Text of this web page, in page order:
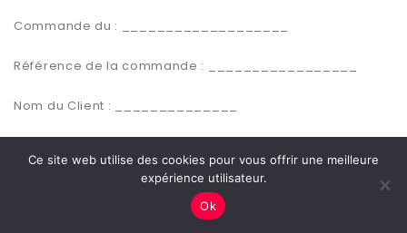
Commande du : ___________________
Référence de la commande : _________________
Nom du Client : ______________
Signature du Client (uniquement en cas de notification du
présent formulaire sur papier)
Ce site web utilise des cookies pour vous offrir une meilleure
expérience utilisateur.
Ok